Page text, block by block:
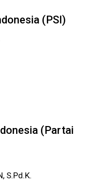
(PSI)
(Partai
S.Pd.K.